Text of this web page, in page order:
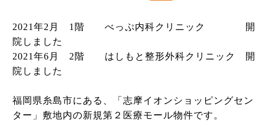
2021年2月 1階 べっぷ内科クリニック 開
院しました
2021年6月 2階 はしもと整形外科クリニック 開
院しました
福岡県糸島市にある、「志摩イオンショッピングセン
ター」敷地内の新規第２医療モール物件です。